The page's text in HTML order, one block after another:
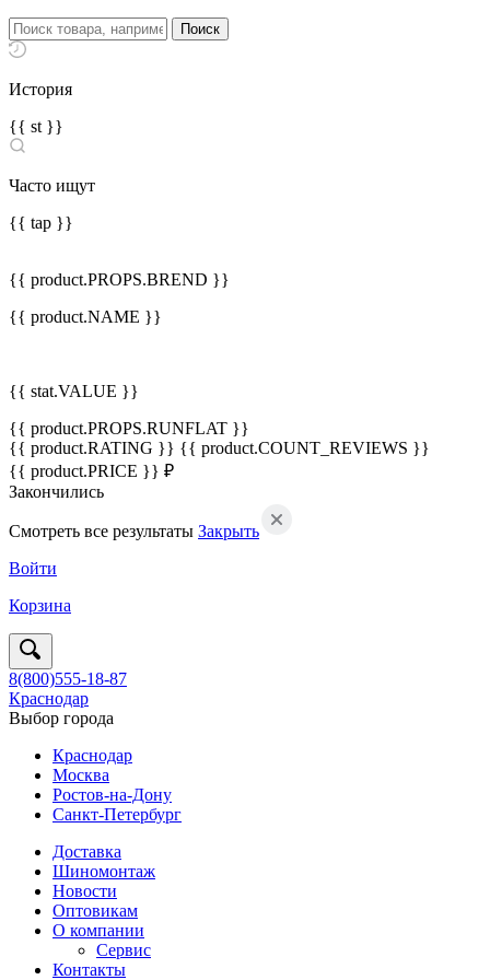
История
{{ st }}
Часто ищут
{{ tap }}
{{ product.PROPS.BREND }}
{{ product.NAME }}
{{ stat.VALUE }}
{{ product.PROPS.RUNFLAT }}
{{ product.RATING }} {{ product.COUNT_REVIEWS }}
{{ product.PRICE }} ₽
Закончились
Смотреть все результаты Закрыть
Войти
Корзина
8(800)555-18-87
Краснодар
Выбор города
Краснодар
Москва
Ростов-на-Дону
Санкт-Петербург
Доставка
Шиномонтаж
Новости
Оптовикам
О компании
Сервис
Контакты